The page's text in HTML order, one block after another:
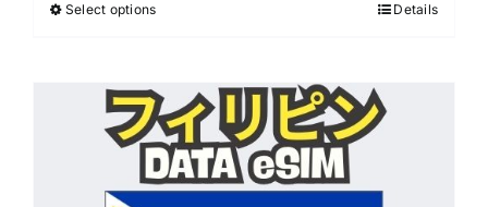
Select optionsThis
multiple
variants.
The
options
Details